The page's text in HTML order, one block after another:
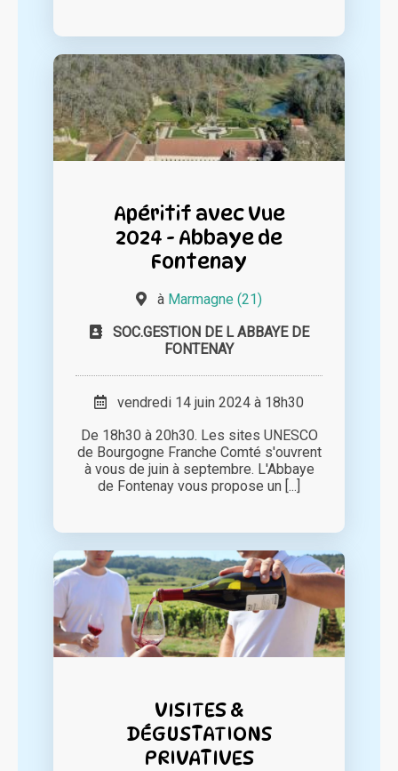
Apéritif avec Vue
2024 - Abbaye de
Fontenay
à Marmagne (21)
SOC.GESTION DE L ABBAYE DE
FONTENAY
vendredi 14 juin 2024 à 18h30
De 18h30 à 20h30. Les sites UNESCO
de Bourgogne Franche Comté s'ouvrent
à vous de juin à septembre. L'Abbaye
de Fontenay vous propose un [...]
VISITES &
DÉGUSTATIONS
PRIVATIVES